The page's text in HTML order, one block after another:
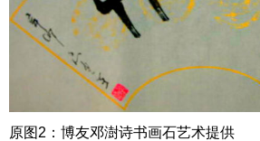
原图2：博友邓澍诗书画石艺术提供